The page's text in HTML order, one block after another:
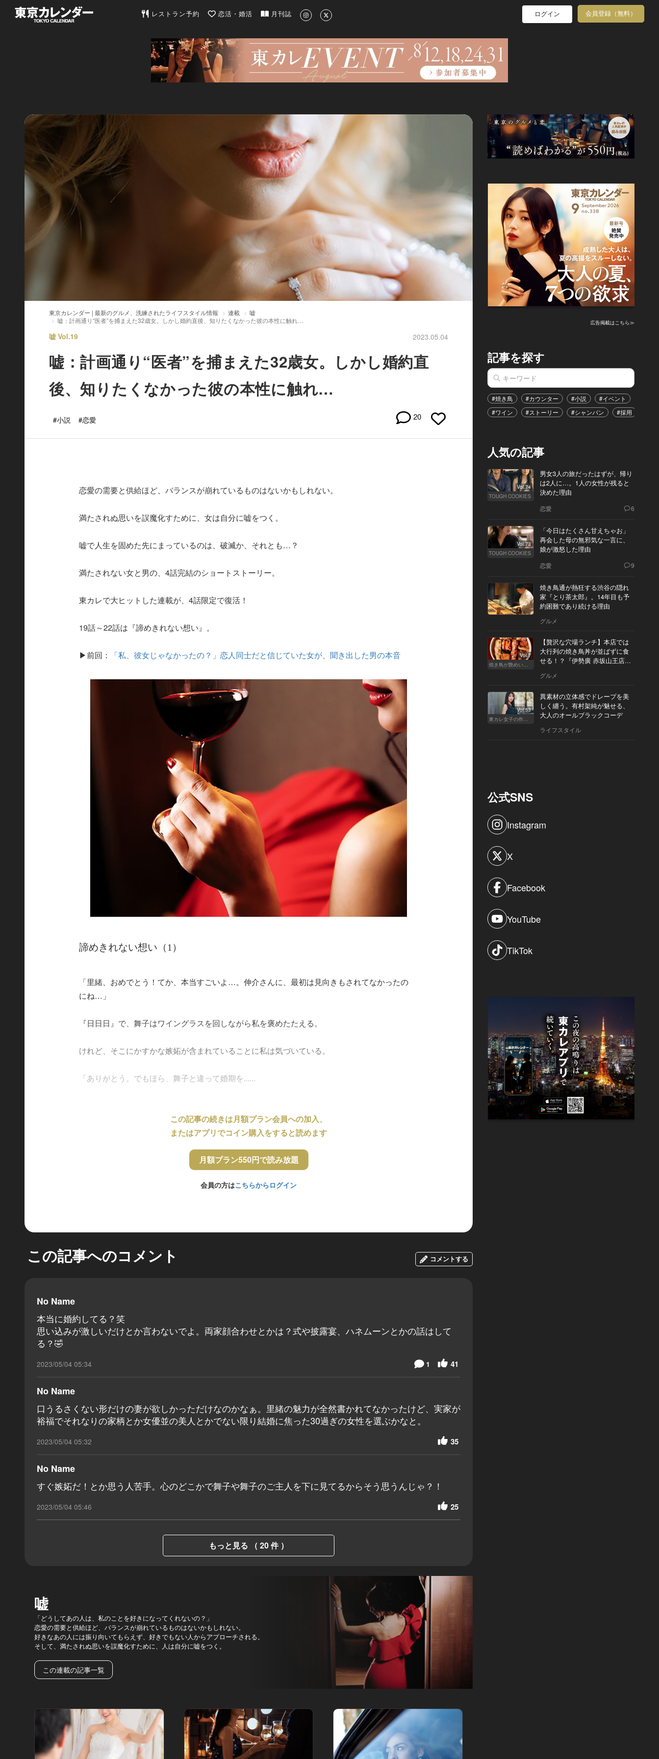
東京カレンダー | 最新のグルメ、洗練されたライフスタイル情報
レストラン予約 恋活・婚活 月刊誌 ログイン 会員登録（無料）
東京カレンダー | 最新のグルメ、洗練されたライフスタイル情報 連載
嘘
嘘：計画通り“医者”を捕まえた32歳女。しかし婚約直後、知りたくなかった彼の本性に触れ…
嘘 Vol.19 2023.05.04
嘘：計画通り“医者”を捕まえた32歳女。しかし婚約直
後、知りたくなかった彼の本性に触れ…
#小説 #恋愛 20
恋愛の需要と供給ほど、バランスが崩れているものはないかもしれない。
満たされぬ思いを誤魔化すために、女は自分に嘘をつく。
嘘で人生を固めた先にまっているのは、破滅か、それとも…？
満たされない女と男の、4話完結のショートストーリー。
東カレで大ヒットした連載が、4話限定で復活！
19話～22話は『諦めきれない想い』。
▶前回： 「私、彼女じゃなかったの？」恋人同士だと信じていた女が、聞き出した男の本音
諦めきれない想い（1）
「里緒、おめでとう！てか、本当すごいよ…。伸介さんに、最初は見向きもされてなかったの
にね…」
『日日日』で、舞子はワイングラスを回しながら私を褒めたたえる。
けれど、そこにかすかな嫉妬が含まれていることに私は気づいている。
「ありがとう。でもほら、舞子と違って婚期を......
この記事の続きは月額プラン会員への加入、
またはアプリでコイン購入をすると読めます
月額プラン550円で読み放題
会員の方はこちらからログイン
この記事へのコメント コメントする
No Name
本当に婚約してる？笑
思い込みが激しいだけとか言わないでよ。両家顔合わせとかは？式や披露宴、ハネムーンとかの話はして
る？🤣
2023/05/04 05:34 41
1
No Name
口うるさくない形だけの妻が欲しかっただけなのかなぁ。里緒の魅力が全然書かれてなかったけど、実家が
裕福でそれなりの家柄とか女優並の美人とかでない限り結婚に焦った30過ぎの女性を選ぶかなと。
2023/05/04 05:32 35
No Name
すぐ嫉妬だ！とか思う人苦手。心のどこかで舞子や舞子のご主人を下に見てるからそう思うんじゃ？！
2023/05/04 05:46 25
もっと見る （ 20 件 ）
嘘
「どうしてあの人は、私のことを好きになってくれないの？」
恋愛の需要と供給ほど、バランスが崩れているものはないかもしれない。
好きなあの人には振り向いてもらえず、好きでもない人からアプローチされる。
そして、満たされぬ思いを誤魔化すために、人は自分に嘘をつく。
この連載の記事一覧
広告掲載はこちら≫
記事を探す
#焼き鳥 #カウンター #小説 #イベント
#ワイン
#ストーリー #シャンパン #採用
人気の記事
Vol.74
TOUGH COOKIES
男女3人の旅だったはずが、帰り
は2人に…。1人の女性が残ると
決めた理由
恋愛 6
Vol.73
TOUGH COOKIES
「今日はたくさん甘えちゃお」
再会した母の無邪気な一言に、
娘が激怒した理由
恋愛 9
焼き鳥通が熱狂する渋谷の隠れ
家『とり茶太郎』。14年目も予
約困難であり続ける理由
グルメ
Vol.7
焼き鳥が艶めいてきた
【贅沢な穴場ランチ】本店では
大行列の焼き鳥丼が並ばずに食
せる！？『伊勢廣 赤坂山王店』
グルメ
Vol.53
東カレ女子の作り方
異素材の立体感でドレープを美
しく纏う。有村架純が魅せる、
大人のオールブラックコーデ
ライフスタイル
公式SNS
Instagram
X
Facebook
YouTube
TikTok